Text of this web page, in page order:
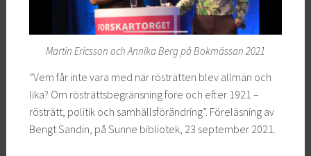
Martin Ericsson och Annika Berg på Bokmässan 2021
”Vem får inte vara med när rösträtten blev allmän och
lika? Om rösträttsbegränsning före och efter 1921 –
rösträtt, politik och samhällsförändring”. Föreläsning av
Bengt Sandin, på Sunne bibliotek, 23 september 2021.